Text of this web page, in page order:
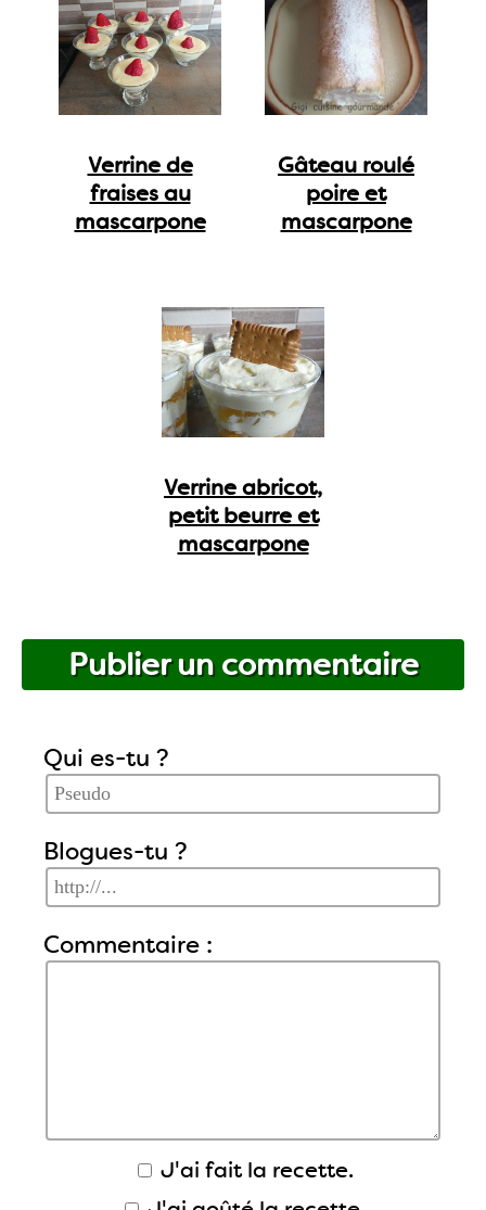
Verrine de
fraises au
mascarpone
Gâteau roulé
poire et
mascarpone
Verrine abricot,
petit beurre et
mascarpone
Publier un commentaire
Qui es-tu ?
Blogues-tu ?
Commentaire :
J'ai fait la recette.